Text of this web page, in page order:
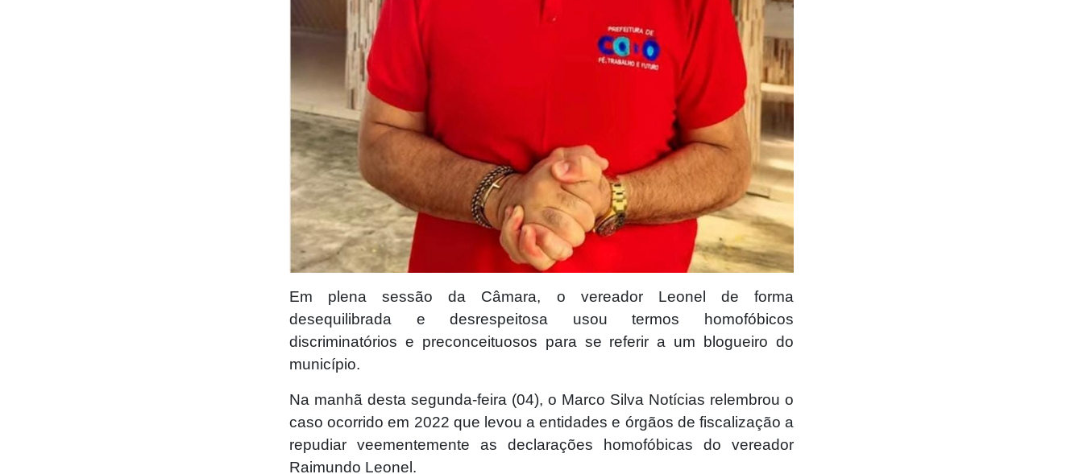
Em plena sessão da Câmara, o vereador Leonel de forma
desequilibrada e desrespeitosa usou termos homofóbicos
discriminatórios e preconceituosos para se referir a um blogueiro do
município.
Na manhã desta segunda-feira (04), o Marco Silva Notícias relembrou o
caso ocorrido em 2022 que levou a entidades e órgãos de fiscalização a
repudiar veementemente as declarações homofóbicas do vereador
Raimundo Leonel.